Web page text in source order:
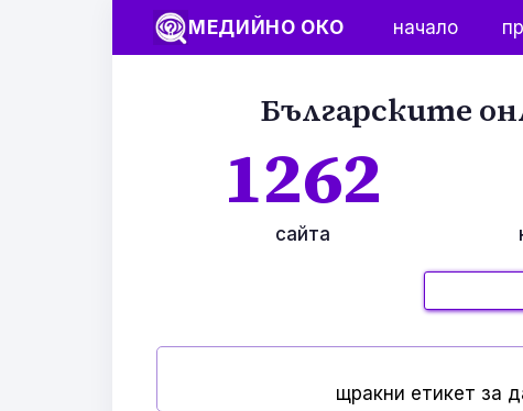
МЕДИЙНО ОКО начало
Българските
1262
сайта
щракни етикет за